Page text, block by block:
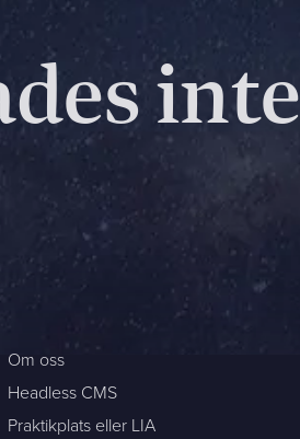
är...
inte
Om oss
Headless CMS
Praktikplats eller LIA